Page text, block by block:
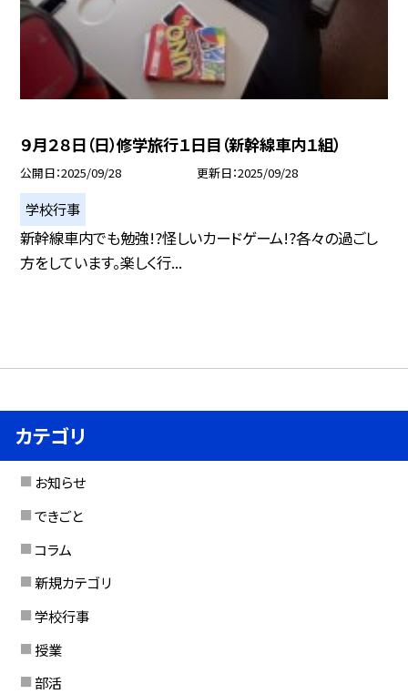
９月２８日（日）修学旅行１日目（新幹線車内１組）
公開日 2025/09/28 更新日 2025/09/28
学校行事
新幹線車内でも勉強!?怪しいカードゲーム!?各々の過ごし
方をしています。楽しく行...
カテゴリ
お知らせ
できごと
コラム
新規カテゴリ
学校行事
授業
部活